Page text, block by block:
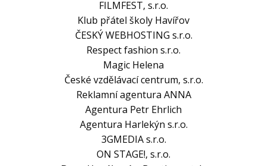
FILMFEST, s.r.o.
Klub přátel školy Havířov
ČESKÝ WEBHOSTING s.r.o.
Respect fashion s.r.o.
Magic Helena
České vzdělávací centrum, s.r.o.
Reklamní agentura ANNA
Agentura Petr Ehrlich
Agentura Harlekýn s.r.o.
3GMEDIA s.r.o.
ON STAGE!, s.r.o.